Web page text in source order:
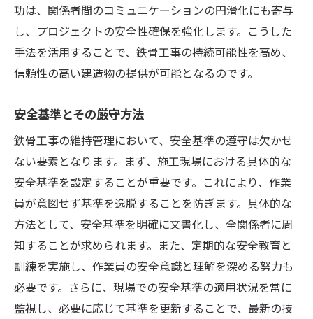
功は、関係者間のコミュニケーションの円滑化にも寄与
し、プロジェクトの安全性確保を強化します。こうした
手法を活用することで、鉄骨工事の持続可能性を高め、
信頼性の高い建造物の提供が可能となるのです。
安全基準とその厳守方法
鉄骨工事の維持管理において、安全基準の遵守は欠かせ
ない要素となります。まず、施工現場における具体的な
安全基準を設定することが重要です。これにより、作業
員が意図せず基準を逸脱することを防ぎます。具体的な
方法として、安全基準を明確に文書化し、全関係者に周
知することが求められます。また、定期的な安全教育と
訓練を実施し、作業員の安全意識と理解を深める努力も
必要です。さらに、現場での安全基準の適用状況を常に
監視し、必要に応じて基準を更新することで、最新の技